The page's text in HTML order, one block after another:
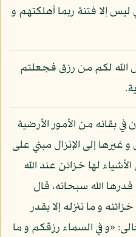
إلا فتنة ربما أهلكتهم و
الله لكم من رزق فجعلتم
بقائه من الأمور الأرضية
إلى الإنزال مبني على
لها خزائن عند الله
الله سبحانه، قال
و ما ننزله إلا بقدر
- 21 و قال تعالى: «و في السماء رزقكم و ما